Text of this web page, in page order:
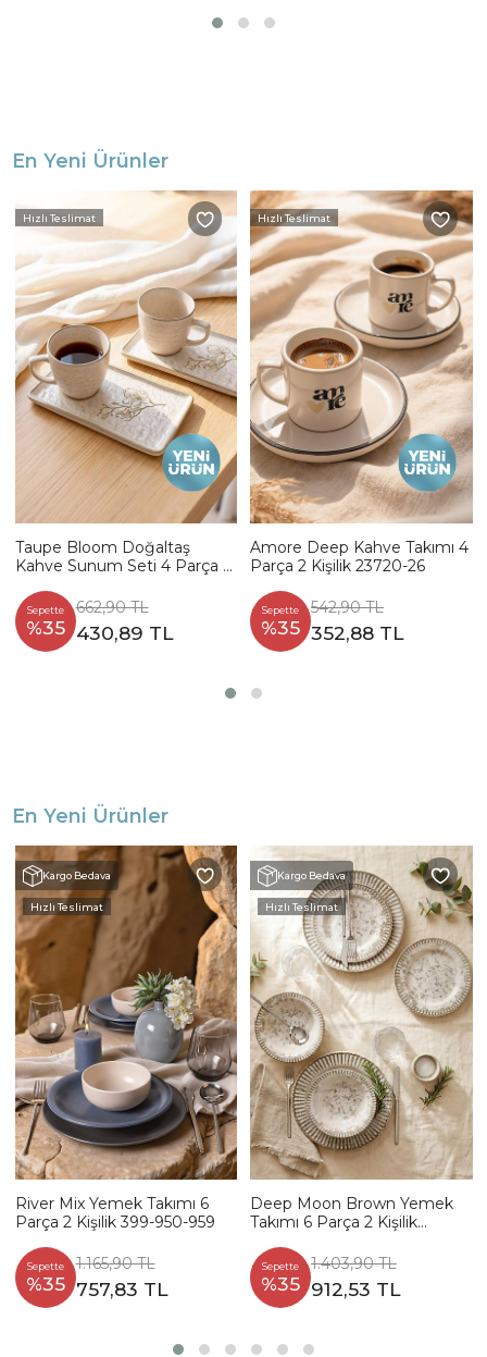
En Yeni Ürünler
Hızlı Teslimat
Taupe Bloom Doğaltaş
Kahve Sunum Seti 4 Parça 2
Sepette
%35
662,90 TL
430,89 TL
Hızlı Teslimat
Amore Deep Kahve Takımı 4
Parça 2 Kişilik 23720-26
Sepette
%35
542,90 TL
352,88 TL
En Yeni Ürünler
Kargo Bedava
Hızlı Teslimat
River Mix Yemek Takımı 6
Parça 2 Kişilik 399-950-959
Sepette
%35
1.165,90 TL
757,83 TL
Kargo Bedava
Hızlı Teslimat
Deep Moon Brown Yemek
Takımı 6 Parça 2 Kişilik
Sepette
%35
1.403,90 TL
912,53 TL